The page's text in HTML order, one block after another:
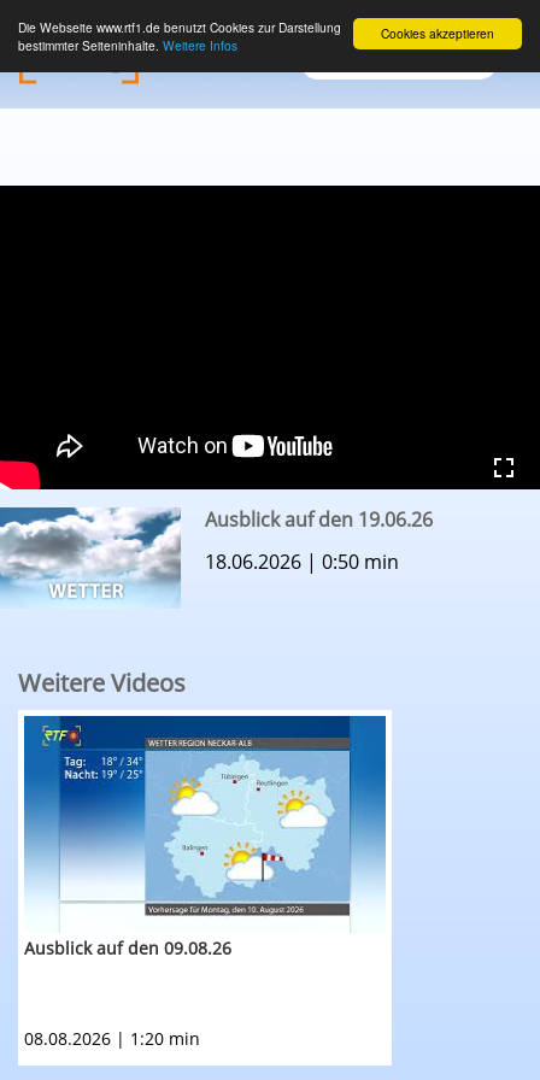
Cookies akzeptieren
Die Webseite www.rtf1.de benutzt Cookies zur Darstellung
bestimmter Seiteninhalte. Weitere Infos
Ausblick auf den 19.06.26
18.06.2026 | 0:50 min
Weitere Videos
RTF.1-Wetter: Ausblick auf den 09.08.26
Ausblick auf den 09.08.26
08.08.2026 | 1:20 min